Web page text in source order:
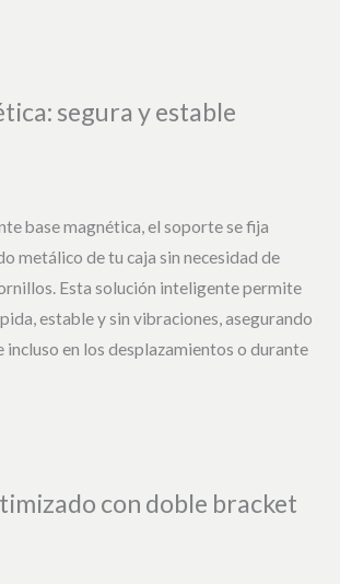
segura y estable
base magnética, el soporte se fija
metálico de tu caja sin necesidad de
Esta solución inteligente permite
estable y sin vibraciones, asegurando
incluso en los desplazamientos o durante
con doble bracket